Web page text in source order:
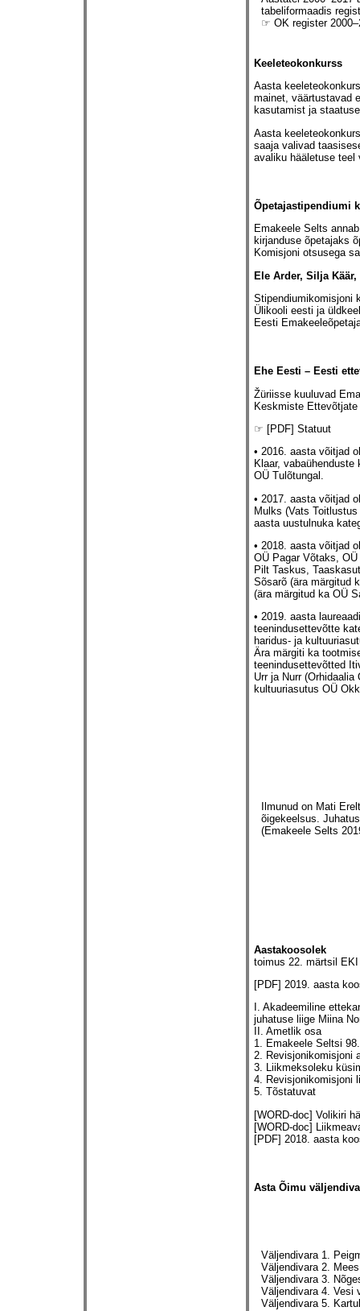
tabeliformaadis
☞ OK register
Keeleteokonkurss
Aasta
mainet, väärtustavad
kasutamist ja
Aasta
saaja valivad
avaliku hääletuse teel
Õpetajastipendiumi
Emakeele Selts
kirjanduse õpetajaks
Komisjoni otsusega
Ele Arder, Silja
Stipendiumikomisjoni
Ülikooli eesti ja
Eesti
Ehe Eesti – Eesti
Žüriisse kuuluvad
Keskmiste
☞ [PDF] Statuut
• 2016. aasta võitjad
Klaar,
OÜ Tulõtungal.
• 2017. aasta võitjad
Mulks (Vats
aasta uustulnuka
• 2018. aasta võitjad
OÜ Pagar Võtaks,
Pilt Taskus,
Sõsarõ (ära märgitud
(ära märgitud ka OÜ
• 2019. aasta
teenindusettevõtte
haridus- ja
Ära märgiti ka
teenindusettevõtted
Urr ja Nurr
kultuuriasutus OÜ
Ilmunud on Mati
õigekeelsus.
(Emakeele Selts
Aastakoosolek
toimus 22. märtsil
[PDF] 2019. aasta
I. Akadeemiline
juhatuse liige Miina
II. Ametlik osa
1. Emakeele Seltsi
2. Revisjonikomisjoni
3. Liikmeksoleku
4. Revisjonikomisjoni
5. Tõstatuvat
[WORD-doc] Volikiri
[WORD-doc]
[PDF] 2018. aasta
Asta Õimu
Väljendivara 1.
Väljendivara 2.
Väljendivara 3.
Väljendivara 4. Vesi
Väljendivara 5.